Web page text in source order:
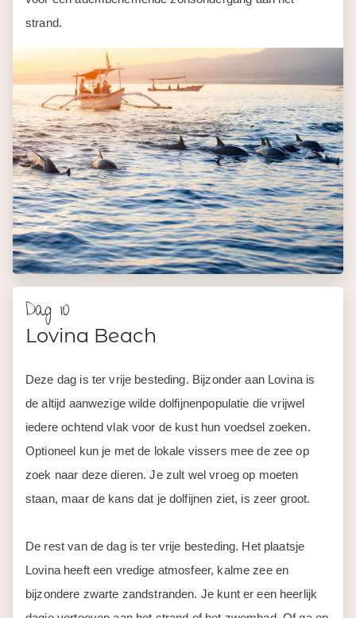
Dag 10
Lovina Beach
Deze dag is ter vrije besteding. Bijzonder aan Lovina is
de altijd aanwezige wilde dolfijnenpopulatie die vrijwel
iedere ochtend vlak voor de kust hun voedsel zoeken.
Optioneel kun je met de lokale vissers mee de zee op
zoek naar deze dieren. Je zult wel vroeg op moeten
staan, maar de kans dat je dolfijnen ziet, is zeer groot.
De rest van de dag is ter vrije besteding. Het plaatsje
bijzondere zwarte zandstranden. Je kunt er een heerlijk
dagje vertoeven aan het strand of het zwembad. Of ga op
de fiets de nog traditionele omgeving van Lovina
verkennen.